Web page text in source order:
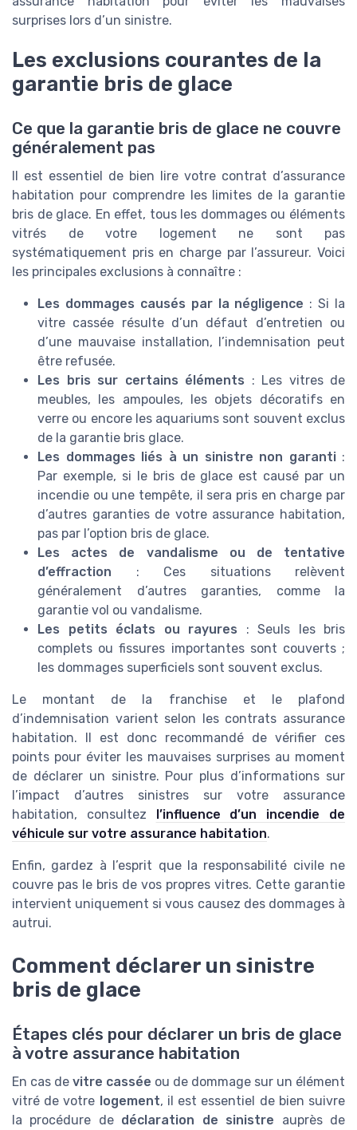
surprises lors d’un sinistre.
Les exclusions courantes de la
garantie bris de glace
Ce que la garantie bris de glace ne couvre
généralement pas
Il est essentiel de bien lire votre contrat d’assurance
habitation pour comprendre les limites de la garantie
bris de glace. En effet, tous les dommages ou éléments
vitrés de votre logement ne sont pas
systématiquement pris en charge par l’assureur. Voici
les principales exclusions à connaître :
Les dommages causés par la négligence : Si la
vitre cassée résulte d’un défaut d’entretien ou
d’une mauvaise installation, l’indemnisation peut
être refusée.
Les bris sur certains éléments : Les vitres de
meubles, les ampoules, les objets décoratifs en
verre ou encore les aquariums sont souvent exclus
de la garantie bris glace.
Les dommages liés à un sinistre non garanti:
Par exemple, si le bris de glace est causé par un
incendie ou une tempête, il sera pris en charge par
d’autres garanties de votre assurance habitation,
pas par l’option bris de glace.
Les actes de vandalisme ou de tentative
d’effraction : Ces situations relèvent
généralement d’autres garanties, comme la
garantie vol ou vandalisme.
Les petits éclats ou rayures : Seuls les bris
complets ou fissures importantes sont couverts ;
les dommages superficiels sont souvent exclus.
Le montant de la franchise et le plafond
d’indemnisation varient selon les contrats assurance
habitation. Il est donc recommandé de vérifier ces
points pour éviter les mauvaises surprises au moment
de déclarer un sinistre. Pour plus d’informations sur
l’impact d’autres sinistres sur votre assurance
habitation, consultez l’influence d’un incendie de
véhicule sur votre assurance habitation.
Enfin, gardez à l’esprit que la responsabilité civile ne
couvre pas le bris de vos propres vitres. Cette garantie
intervient uniquement si vous causez des dommages à
autrui.
Comment déclarer un sinistre
bris de glace
Étapes clés pour déclarer un bris de glace
à votre assurance habitation
En cas de vitre cassée ou de dommage sur un élément
vitré de votre logement, il est essentiel de bien suivre
la procédure de déclaration de sinistre auprès de